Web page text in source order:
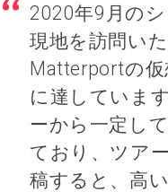
2020年9月の
現地を訪問い
Matterportの
に達していま
ーから一定し
ており、ツア
稿すると、高